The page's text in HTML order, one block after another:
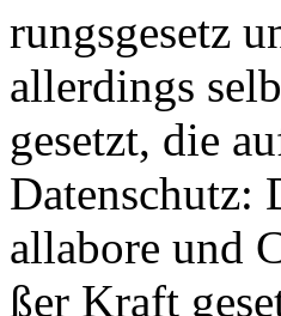
rungs­ge­setz
al­ler­dings
ge­setzt, die
Da­ten­schutz:
alla­bo­re und
ßer Kraft